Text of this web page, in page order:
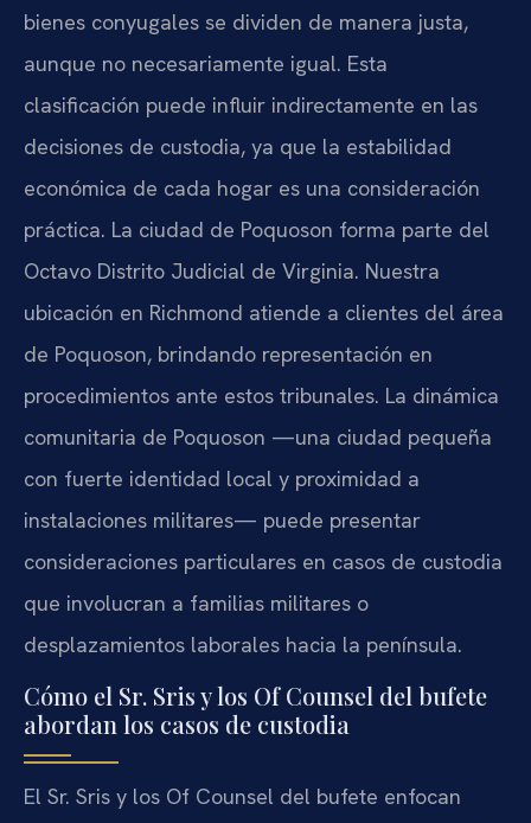
bienes conyugales se dividen de manera justa,
aunque no necesariamente igual. Esta
clasificación puede influir indirectamente en las
decisiones de custodia, ya que la estabilidad
económica de cada hogar es una consideración
práctica. La ciudad de Poquoson forma parte del
Octavo Distrito Judicial de Virginia. Nuestra
ubicación en Richmond atiende a clientes del área
de Poquoson, brindando representación en
procedimientos ante estos tribunales. La dinámica
comunitaria de Poquoson —una ciudad pequeña
con fuerte identidad local y proximidad a
instalaciones militares— puede presentar
consideraciones particulares en casos de custodia
que involucran a familias militares o
desplazamientos laborales hacia la península.
Cómo el Sr. Sris y los Of Counsel del bufete
abordan los casos de custodia
El Sr. Sris y los Of Counsel del bufete enfocan